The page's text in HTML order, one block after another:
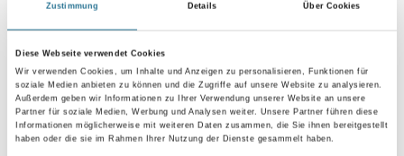
Zustimmung Details Über Cookies
Diese Webseite verwendet Cookies
Wir verwenden Cookies, um Inhalte und Anzeigen zu personalisieren, Funktionen für
soziale Medien anbieten zu können und die Zugriffe auf unsere Website zu analysieren.
Außerdem geben wir Informationen zu Ihrer Verwendung unserer Website an unsere
Partner für soziale Medien, Werbung und Analysen weiter. Unsere Partner führen diese
Informationen möglicherweise mit weiteren Daten zusammen, die Sie ihnen bereitgestellt
haben oder die sie im Rahmen Ihrer Nutzung der Dienste gesammelt haben.
Gebinde
Umrechnungsfaktoren